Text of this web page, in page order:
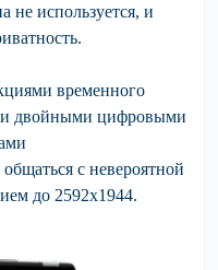
не используется, и
временного
двойными цифровыми
с невероятной
до 2592x1944.